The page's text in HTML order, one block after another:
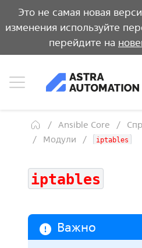
Это не самая новая
изменения используйте
перейдите на
Ansible Core
Модули
iptables
iptables
Важно